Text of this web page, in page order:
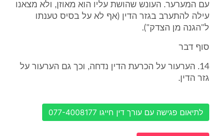
עם המערער. העונש שהושת עליו הוא מאוזן, ולא מצאנו
עילה להתערב בגזר הדין (אף לא על בסיס טענתו
ל"הגנה מן הצדק").
סוף דבר
14. הערעור על הכרעת הדין נדחה, וכך גם הערעור על
גזר הדין.
לתיאום פגישה עם עורך דין חייגו 077-4008177